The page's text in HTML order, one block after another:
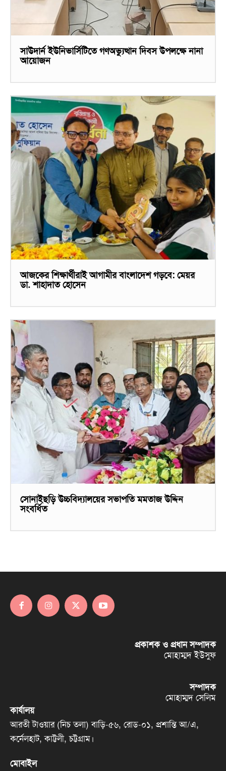
সাউদার্ন ইউনিভার্সিটিতে গণঅভ্যুত্থান দিবস উপলক্ষে নানা
আয়োজন
আজকের শিক্ষার্থীরাই আগামীর বাংলাদেশ গড়বে: মেয়র
ডা. শাহাদাত হোসেন
সোনাইছড়ি উচ্চবিদ্যালয়ের সভাপতি মমতাজ উদ্দিন
সংবর্ধিত
প্রকাশক ও প্রধান সম্পাদক
মোহাম্মদ ইউসুফ
সম্পাদক
মোহাম্মদ সেলিম
কার্যালয়
আরতী টাওয়ার (নিচ তলা) বাড়ি-৫৬, রোড-০১, প্রশান্তি আ/এ,
কর্নেলহাট, কাট্টলী, চট্টগ্রাম।
মোবাইল